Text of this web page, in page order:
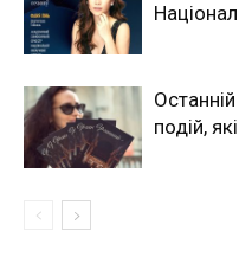
подій,